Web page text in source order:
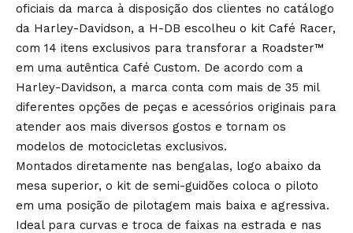
oficiais da marca à disposição dos clientes no catálogo
da Harley-Davidson, a H-DB escolheu o kit Café Racer,
com 14 itens exclusivos para transforar a Roadster™
em uma autêntica Café Custom. De acordo com a
Harley-Davidson, a marca conta com mais de 35 mil
diferentes opções de peças e acessórios originais para
atender aos mais diversos gostos e tornam os
modelos de motocicletas exclusivos.
Montados diretamente nas bengalas, logo abaixo da
mesa superior, o kit de semi-guidões coloca o piloto
em uma posição de pilotagem mais baixa e agressiva.
Ideal para curvas e troca de faixas na estrada e nas